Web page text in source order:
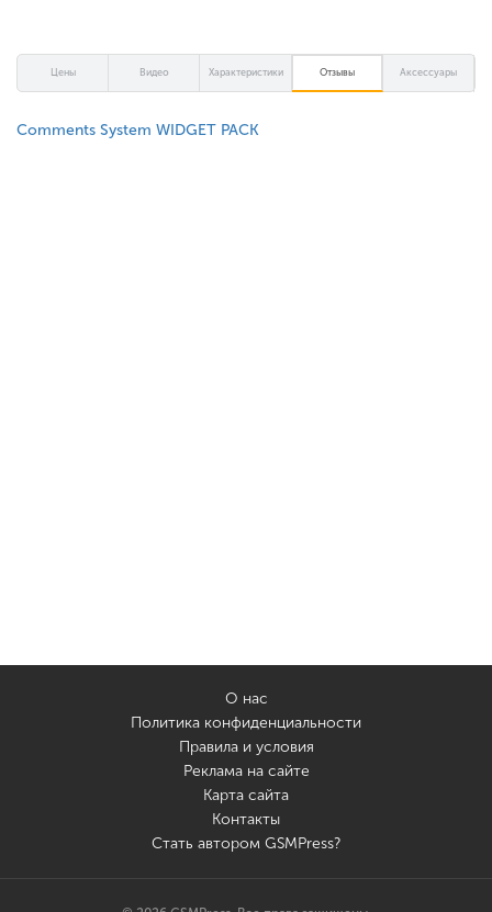
Цены Видео Характеристики Отзывы Аксессуары
Comments System WIDGET PACK
О нас
Политика конфиденциальности
Правила и условия
Реклама на сайте
Карта сайта
Контакты
Стать автором GSMPress?